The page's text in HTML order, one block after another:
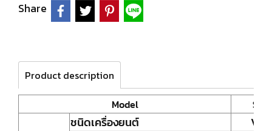
Share
Product description
Model
ชนิดเครื่องยนต์
V